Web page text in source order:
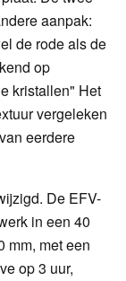
aanpak:
de rode als de
op
kristallen" Het
vergeleken
eerdere
De EFV-
in een 40
mm, met een
op 3 uur,